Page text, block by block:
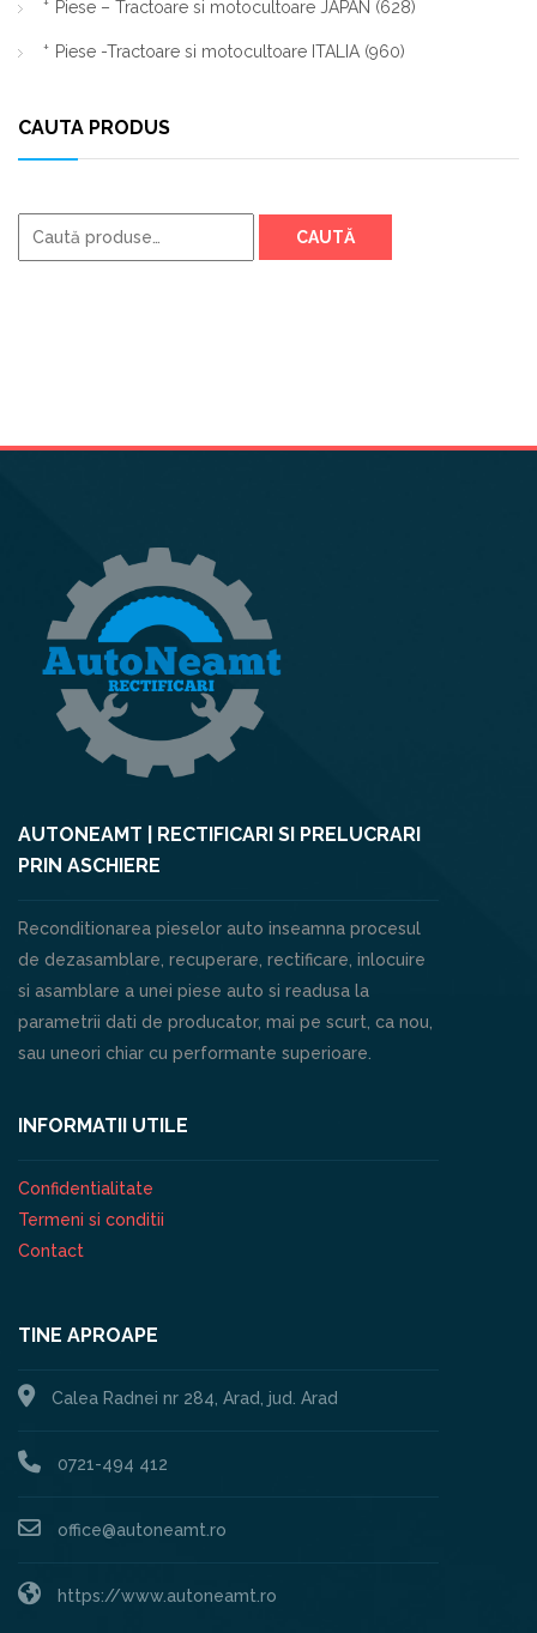
Piese – Tractoare si motocultoare JAPAN (628)
Piese -Tractoare si motocultoare ITALIA (960)
CAUTA PRODUS
Caută
după:
CAUTĂ
AUTONEAMT | RECTIFICARI SI PRELUCRARI
PRIN ASCHIERE
Reconditionarea pieselor auto inseamna procesul
de dezasamblare, recuperare, rectificare, inlocuire
si asamblare a unei piese auto si readusa la
parametrii dati de producator, mai pe scurt, ca nou,
sau uneori chiar cu performante superioare.
INFORMATII UTILE
Confidentialitate
Termeni si conditii
Contact
TINE APROAPE
Calea Radnei nr 284, Arad, jud. Arad
0721-494 412
office@autoneamt.ro
https://www.autoneamt.ro